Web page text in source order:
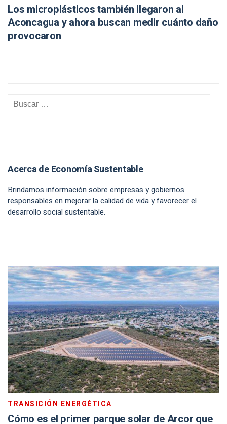
Los microplásticos también llegaron al
Aconcagua y ahora buscan medir cuánto daño
provocaron
Acerca de Economía Sustentable
Brindamos información sobre empresas y gobiernos
responsables en mejorar la calidad de vida y favorecer el
desarrollo social sustentable.
TRANSICIÓN ENERGÉTICA
Cómo es el primer parque solar de Arcor que